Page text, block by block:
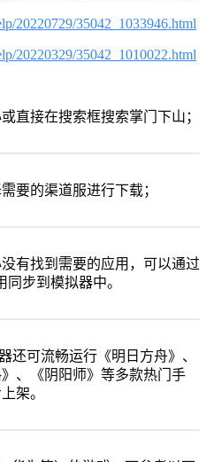
20220729/35042_1033946.html
20220329/35042_1010022.html
直接在搜索框搜索掌门下山；
要的渠道服进行下载；
有找到需要的应用，可以通过
步到模拟器中。
还可流畅运行《明日方舟》、
、《阴阳师》等多款热门手
架。